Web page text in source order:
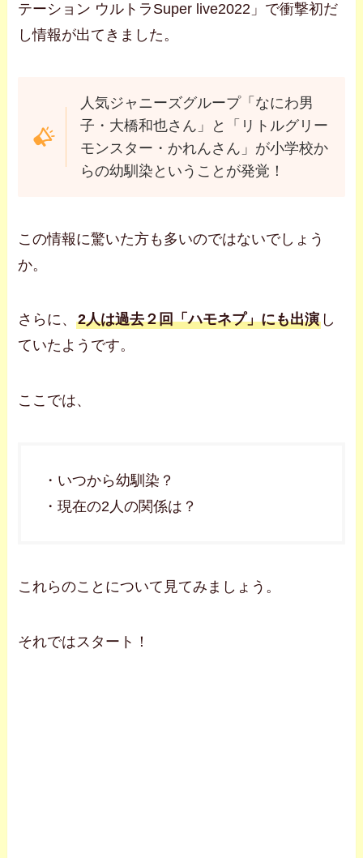
テーション ウルトラSuper live2022」で衝撃初だ
し情報が出てきました。
人気ジャニーズグループ「なにわ男
子・大橋和也さん」と「リトルグリー
モンスター・かれんさん」が小学校か
らの幼馴染ということが発覚！
この情報に驚いた方も多いのではないでしょう
か。
さらに、2人は過去２回「ハモネプ」にも出演 し
ていたようです。
ここでは、
・いつから幼馴染？
・現在の2人の関係は？
これらのことについて見てみましょう。
それではスタート！